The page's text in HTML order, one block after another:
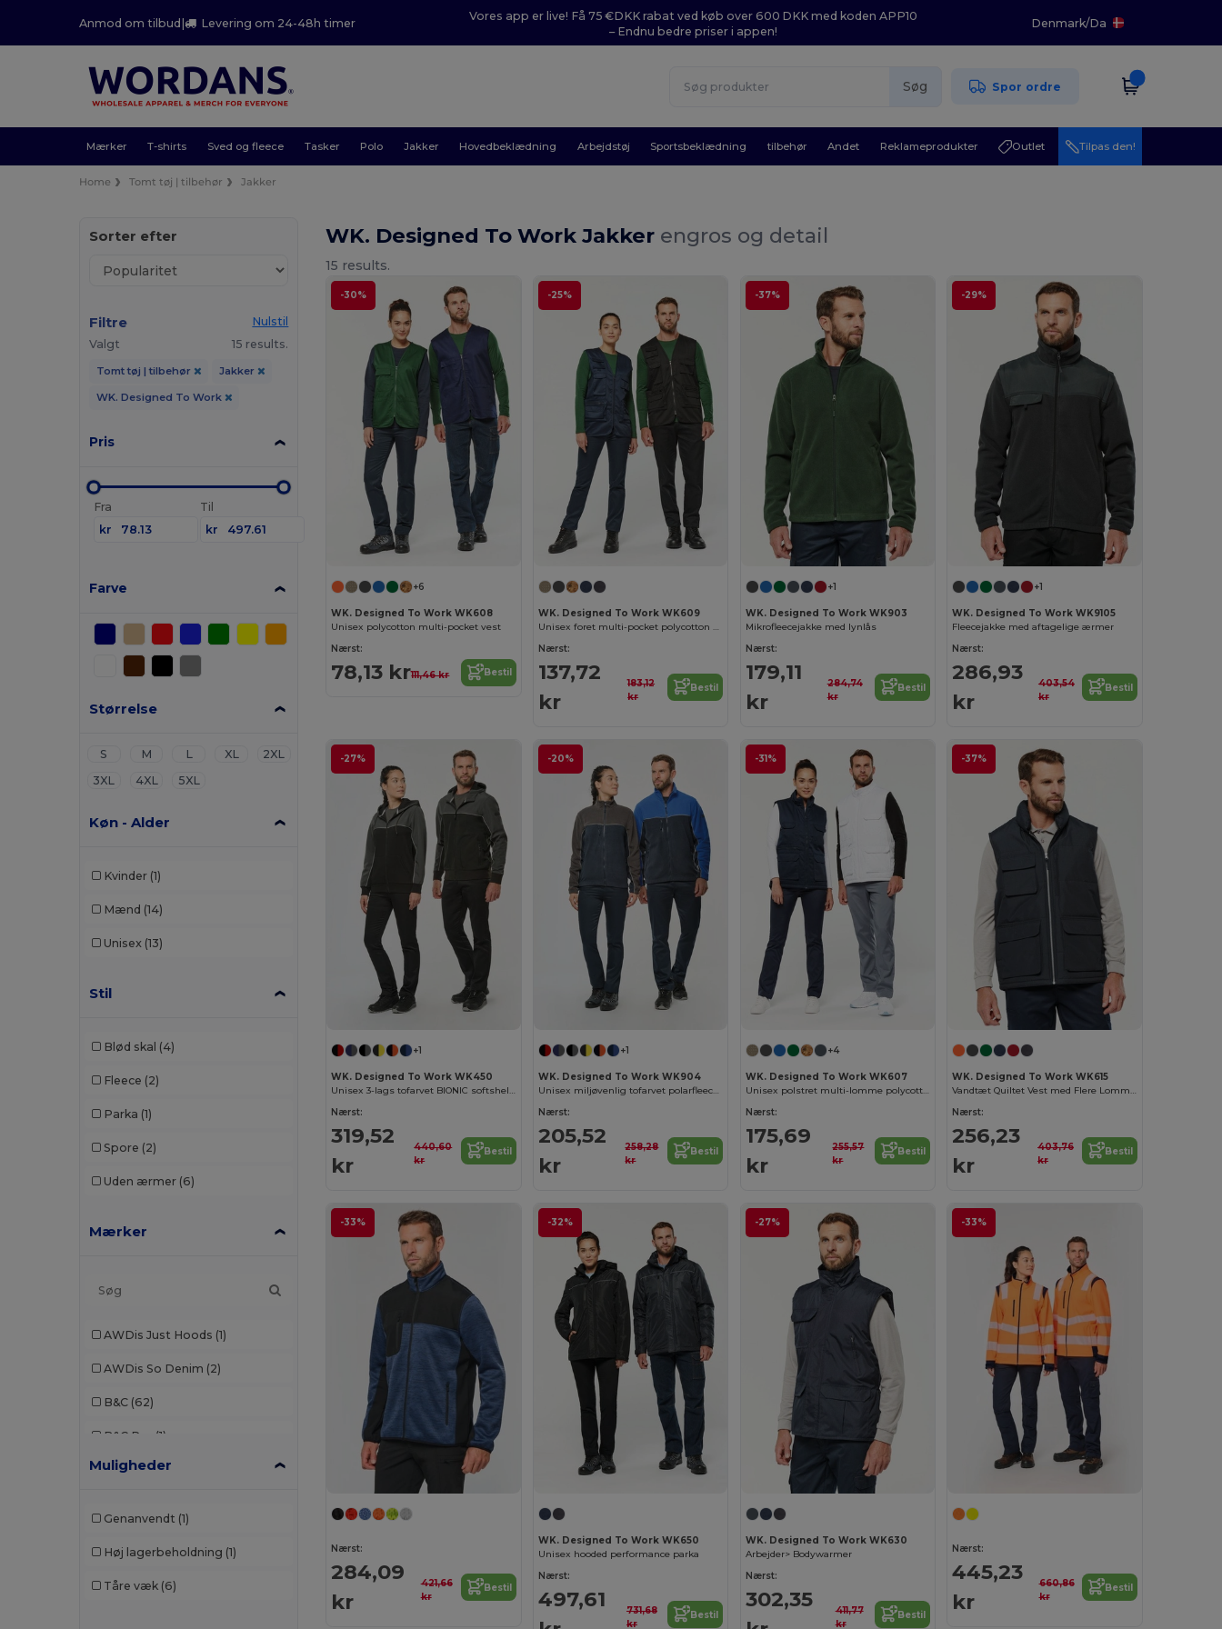
Anmod om tilbud| Levering om 24-48h timer
Vores app er live! Få 75 €DKK rabat ved køb over 600 DKK med koden APP10
– Endnu bedre priser i appen!
Denmark/Da
Søg Spor ordre
Mærker T-shirts Sved og fleece Tasker Polo Jakker Hovedbeklædning Arbejdstøj Sportsbeklædning tilbehør Andet Reklameprodukter Outlet Tilpas den!
Home Tomt tøj | tilbehør Jakker
Sorter efter
Filtre
Nulstil
Valgt
15 results.
Tomt tøj | tilbehør Jakker
WK. Designed To Work
Pris
Fra
kr
Til
kr
Farve
Størrelse
S M L XL
2XL
3XL
4XL 5XL
Køn - Alder
Kvinder (1)
Mænd (14)
Unisex (13)
Stil
Blød skal (4)
Fleece (2)
Parka (1)
Spore (2)
Uden ærmer (6)
Mærker
AWDis Just Hoods (1)
AWDis So Denim (2)
B&C (62)
B&C Pro (1)
Babybugz (1)
Muligheder
Genanvendt (1)
Høj lagerbeholdning (1)
Tåre væk (6)
WK. Designed To Work Jakker engros og detail
15 results.
-30%
+6
WK. Designed To Work WK608
Unisex polycotton multi-pocket vest
Nærst:
78,13 kr111,46 kr Bestil
-25%
WK. Designed To Work WK609
Unisex foret multi-pocket polycotton vest
Nærst:
137,72
kr
183,12
kr
Bestil
-37%
+1
WK. Designed To Work WK903
Mikrofleecejakke med lynlås
Nærst:
179,11
kr
284,74
kr
Bestil
-29%
+1
WK. Designed To Work WK9105
Fleecejakke med aftagelige ærmer
Nærst:
286,93
kr
403,54
kr
Bestil
-27%
+1
WK. Designed To Work WK450
Unisex 3-lags tofarvet BIONIC softshell jakke
Nærst:
319,52
kr
440,60
kr
Bestil
-20%
+1
WK. Designed To Work WK904
Unisex miljøvenlig tofarvet polarfleece jakke
Nærst:
205,52
kr
258,28
kr
Bestil
-31%
+4
WK. Designed To Work WK607
Unisex polstret multi-lomme polycotton vest
Nærst:
175,69
kr
255,57
kr
Bestil
-37%
WK. Designed To Work WK615
Vandtæt Quiltet Vest med Flere Lommer
Nærst:
256,23
kr
403,76
kr
Bestil
-33%
Nærst:
284,09
kr
421,66
kr
Bestil
-32%
WK. Designed To Work WK650
Unisex hooded performance parka
Nærst:
497,61
731,68
kr
Bestil
-27%
WK. Designed To Work WK630
Arbejder> Bodywarmer
Nærst:
302,35
411,77
kr
Bestil
-33%
Nærst:
445,23
kr
660,86
kr
Bestil